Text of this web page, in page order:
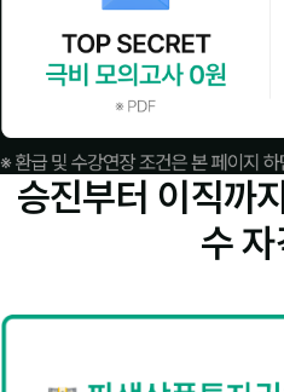
승진부터 이직까
수